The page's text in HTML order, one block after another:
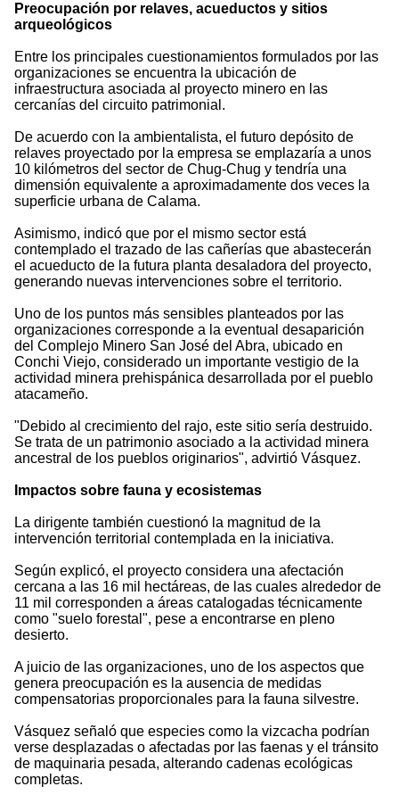
Preocupación por relaves, acueductos y sitios
arqueológicos
Entre los principales cuestionamientos formulados por las
organizaciones se encuentra la ubicación de
infraestructura asociada al proyecto minero en las
cercanías del circuito patrimonial.
De acuerdo con la ambientalista, el futuro depósito de
relaves proyectado por la empresa se emplazaría a unos
10 kilómetros del sector de Chug-Chug y tendría una
dimensión equivalente a aproximadamente dos veces la
superficie urbana de Calama.
Asimismo, indicó que por el mismo sector está
contemplado el trazado de las cañerías que abastecerán
el acueducto de la futura planta desaladora del proyecto,
generando nuevas intervenciones sobre el territorio.
Uno de los puntos más sensibles planteados por las
organizaciones corresponde a la eventual desaparición
del Complejo Minero San José del Abra, ubicado en
Conchi Viejo, considerado un importante vestigio de la
actividad minera prehispánica desarrollada por el pueblo
atacameño.
"Debido al crecimiento del rajo, este sitio sería destruido.
Se trata de un patrimonio asociado a la actividad minera
ancestral de los pueblos originarios", advirtió Vásquez.
Impactos sobre fauna y ecosistemas
La dirigente también cuestionó la magnitud de la
intervención territorial contemplada en la iniciativa.
Según explicó, el proyecto considera una afectación
cercana a las 16 mil hectáreas, de las cuales alrededor de
11 mil corresponden a áreas catalogadas técnicamente
como "suelo forestal", pese a encontrarse en pleno
desierto.
A juicio de las organizaciones, uno de los aspectos que
genera preocupación es la ausencia de medidas
compensatorias proporcionales para la fauna silvestre.
Vásquez señaló que especies como la vizcacha podrían
verse desplazadas o afectadas por las faenas y el tránsito
de maquinaria pesada, alterando cadenas ecológicas
completas.